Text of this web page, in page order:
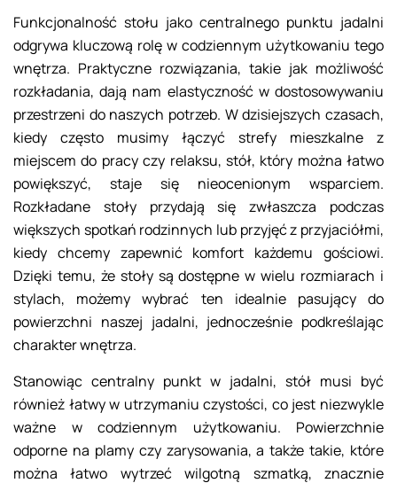
Funkcjonalność stołu jako centralnego punktu jadalni
odgrywa kluczową rolę w codziennym użytkowaniu tego
wnętrza. Praktyczne rozwiązania, takie jak możliwość
rozkładania, dają nam elastyczność w dostosowywaniu
przestrzeni do naszych potrzeb. W dzisiejszych czasach,
kiedy często musimy łączyć strefy mieszkalne z
miejscem do pracy czy relaksu, stół, który można łatwo
powiększyć, staje się nieocenionym wsparciem.
Rozkładane stoły przydają się zwłaszcza podczas
większych spotkań rodzinnych lub przyjęć z przyjaciółmi,
kiedy chcemy zapewnić komfort każdemu gościowi.
Dzięki temu, że stoły są dostępne w wielu rozmiarach i
stylach, możemy wybrać ten idealnie pasujący do
powierzchni naszej jadalni, jednocześnie podkreślając
charakter wnętrza.
Stanowiąc centralny punkt w jadalni, stół musi być
również łatwy w utrzymaniu czystości, co jest niezwykle
ważne w codziennym użytkowaniu. Powierzchnie
odporne na plamy czy zarysowania, a także takie, które
można łatwo wytrzeć wilgotną szmatką, znacznie